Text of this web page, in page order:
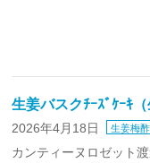
生姜バスクﾁｰｽﾞｹｰｷ（
2026年4月18日 生姜梅酢
カンティーヌロゼット